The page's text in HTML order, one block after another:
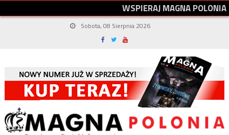
WSPIERAJMAGNAPOLONIA
Sobota, 08 Sierpnia 2026